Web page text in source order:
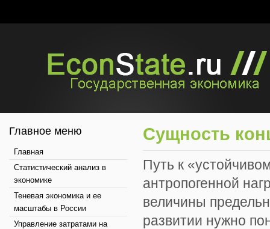
Главное меню
Главная
Статистический анализ в
экономике
Теневая экономика и ее
масштабы в России
Управление затратами на
Сущность
Путь к
антропогенной
величины
развитии нужно